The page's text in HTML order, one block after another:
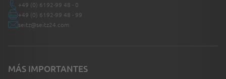
+49 (0) 6192-99 48 - 0
+49 (0) 6192-99 48 - 99
seitz@seitz24.com
MÁS IMPORTANTES